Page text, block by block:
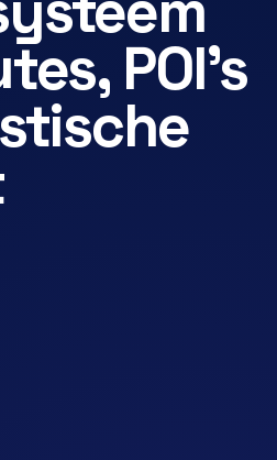
POI’s